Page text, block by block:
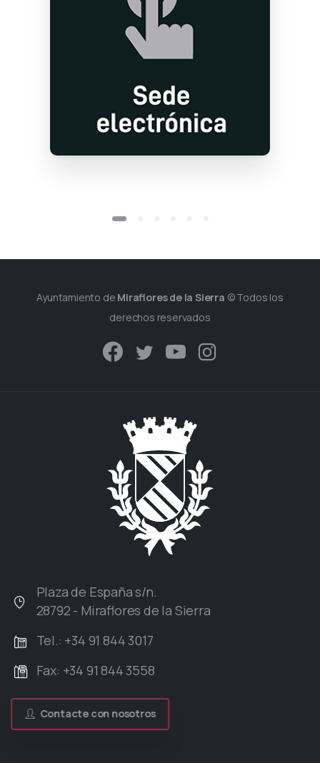
Ayuntamiento de Miraflores de la Sierra © Todos los
derechos reservados
Plaza de España s/n.
28792 - Miraflores de la Sierra
Tel.: +34 91 844 3017
Fax: +34 91 844 3558
Contacte con nosotros